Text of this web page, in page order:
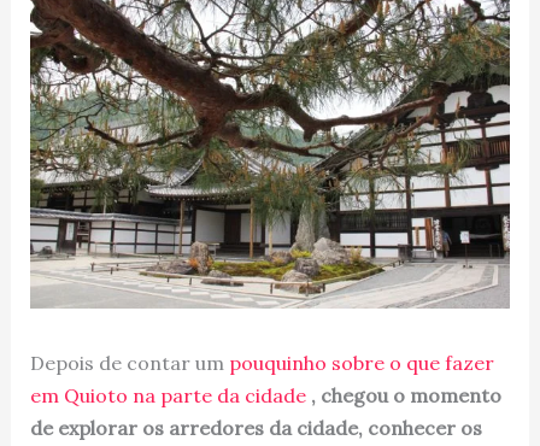
Depois de contar um pouquinho sobre o que fazer
em Quioto na parte da cidade, chegou o momento
de explorar os arredores da cidade, conhecer os